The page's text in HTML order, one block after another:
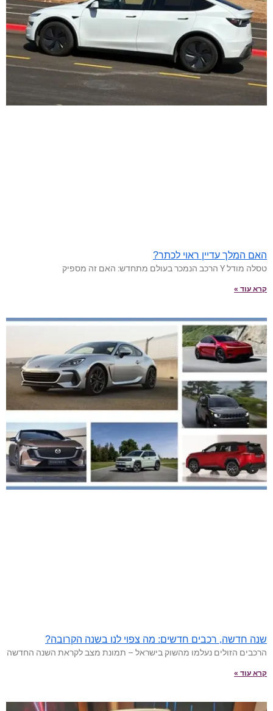
האם המלך עדיין ראוי לכתר?
טסלה מודל Y הרכב הנמכר בעולם מתחדש: האם זה מספיק
קרא עוד »
שנה חדשה, רכבים חדשים: מה צפוי לנו בשנה הקרובה?
הרכבים הזולים נעלמו מהשוק בישראל – תמונת מצב לקראת השנה החדשה
קרא עוד »